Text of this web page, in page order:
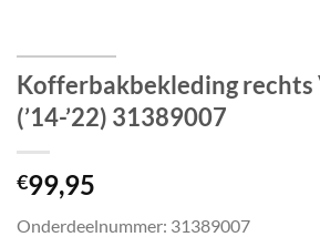
Kofferbakbekleding rechts
(’14-’22) 31389007
€99,95
Onderdeelnummer: 31389007